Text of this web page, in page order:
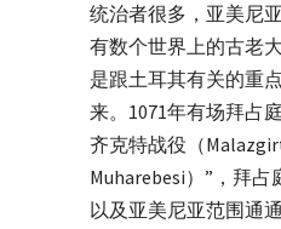
统治者很多，亚美尼
有数个世界上的古老
是跟土耳其有关的重
来。1071年有场拜占
齐克特战役（
Muharebesi）”，拜
以及亚美尼亚范围通